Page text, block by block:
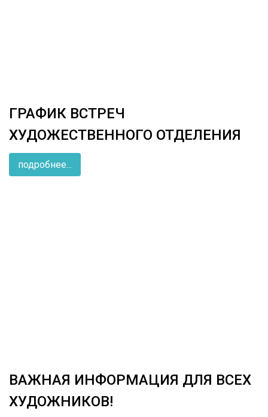
ГРАФИК ВСТРЕЧ
ХУДОЖЕСТВЕННОГО ОТДЕЛЕНИЯ
подробнее...
ВАЖНАЯ ИНФОРМАЦИЯ ДЛЯ ВСЕХ
ХУДОЖНИКОВ!